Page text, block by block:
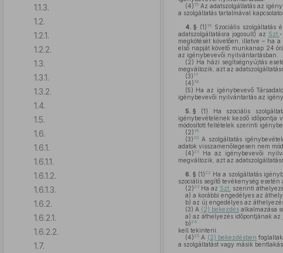
1.1.3.
1.2.
1.2.1.
1.2.2.
1.3.
1.3.1.
1.3.2.
1.4.
1.5.
1.6.
1.6.1.
1.6.1.1.
1.6.1.2.
1.6.1.3.
1.6.2.
1.6.2.1.
1.6.2.2.
1.7.
(4) 15Az adatszolgáltatás az
a szolgáltatás tartalmával
4. § (1) 16Szociális szolgáltatás
adatszolgáltatásra jogosult) az Szt. -
megkötését követően, illetve – ha
első napját követő munkanap 24
az igénybevevői nyilvántartásban.
(2) Ha házi segítségnyújtás
megváltozik, azt az
(3) 17
(4) 18
(5) Ha az igénybevevő
igénybevevői nyilvántartás az
5. § (1)
Ha szociális
igénybevételének kezdő időpontja
módosított feltételek szerinti
(2) 19
(3) 20A szolgáltatás
adatok visszamenőlegesen nem
(4) 21 Ha az igénybevevői
megváltozik, azt az
6. § (1) 22 Ha a szolgáltatás
szociális segítő tevékenység esetén
(2) 23Ha az Szt. szerinti
a) a korábbi engedélyes az
b) az új engedélyes az
(3) A (2) bekezdésalkalmazása
a) az áthelyezés időpontjának az
b) 24
kell tekinteni.
(4) 25A (2) bekezdésben
a szolgáltatást vagy másik